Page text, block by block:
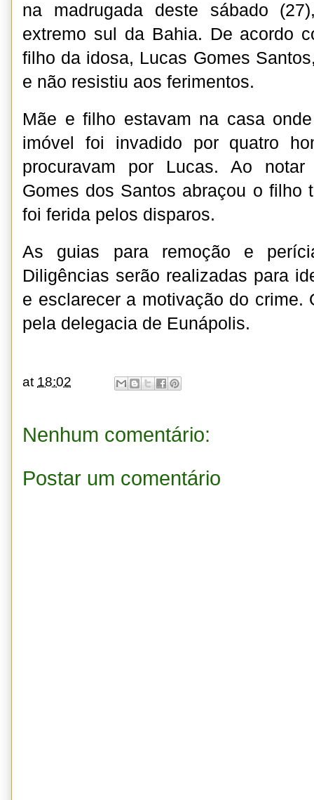
na madrugada deste sábado
extremo sul da Bahia. De acordo
filho da idosa, Lucas Gomes
e não resistiu aos ferimentos.
Mãe e filho estavam na casa
imóvel foi invadido por quatro
procuravam por Lucas. Ao
Gomes dos Santos abraçou o filho
foi ferida pelos disparos.
As guias para remoção e
Diligências serão realizadas para
e esclarecer a motivação do crime.
pela delegacia de Eunápolis.
at 18:02
Nenhum comentário:
Postar um comentário